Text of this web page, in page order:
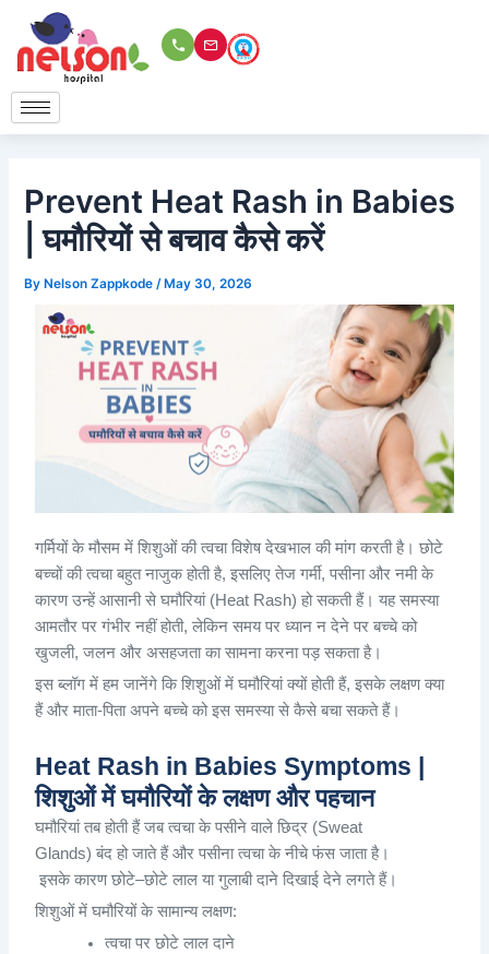
content
Prevent Heat Rash in Babies
| घमौरियों से बचाव कैसे करें
ByNelson Zappkode/May 30, 2026
गर्मियों के मौसम में शिशुओं की त्वचा विशेष देखभाल की मांग करती है। छोटे
बच्चों की त्वचा बहुत नाजुक होती है, इसलिए तेज गर्मी, पसीना और नमी के
कारण उन्हें आसानी से घमौरियां (Heat Rash) हो सकती हैं। यह समस्या
आमतौर पर गंभीर नहीं होती, लेकिन समय पर ध्यान न देने पर बच्चे को
खुजली, जलन और असहजता का सामना करना पड़ सकता है।
इस ब्लॉग में हम जानेंगे कि शिशुओं में घमौरियां क्यों होती हैं, इसके लक्षण क्या
हैं और माता-पिता अपने बच्चे को इस समस्या से कैसे बचा सकते हैं।
Heat Rash in Babies Symptoms |
शिशुओं में घमौरियों के लक्षण और पहचान
घमौरियां तब होती हैं जब त्वचा के पसीने वाले छिद्र (Sweat
Glands)बंद हो जाते हैं और पसीना त्वचा के नीचे फंस जाता है।
इसके कारण छोटे–छोटे लाल या गुलाबी दाने दिखाई देने लगते हैं।
शिशुओं में घमौरियों के सामान्य लक्षण:
त्वचा पर छोटे लाल दाने